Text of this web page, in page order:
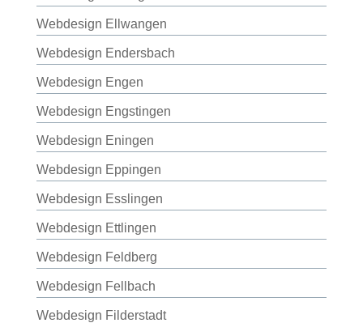
Webdesign Ellwangen
Webdesign Endersbach
Webdesign Engen
Webdesign Engstingen
Webdesign Eningen
Webdesign Eppingen
Webdesign Esslingen
Webdesign Ettlingen
Webdesign Feldberg
Webdesign Fellbach
Webdesign Filderstadt